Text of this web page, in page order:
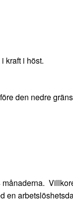
kraft i höst.
den nedre
en